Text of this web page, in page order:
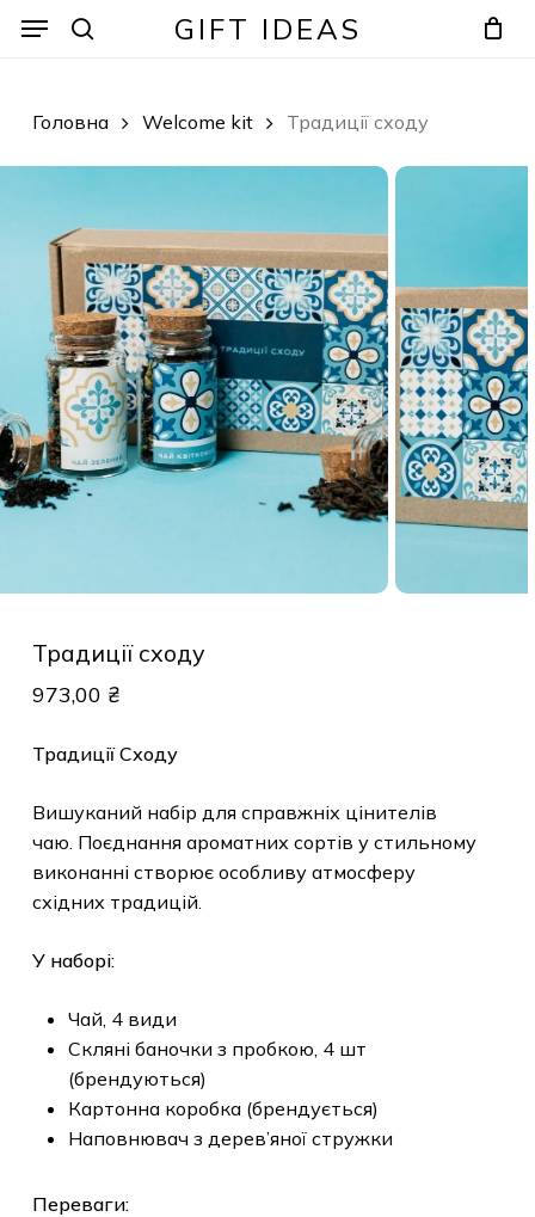
GIFT IDEAS
Menu
Головна Welcome kit Традиції сходу
Традиції сходу
973,00 ₴
Традиції Сходу
Вишуканий набір для справжніх цінителів
чаю. Поєднання ароматних сортів у стильному
виконанні створює особливу атмосферу
східних традицій.
У наборі:
Чай, 4 види
Скляні баночки з пробкою, 4 шт
(брендуються)
Картонна коробка (брендується)
Наповнювач з дерев’яної стружки
Переваги:
Menu